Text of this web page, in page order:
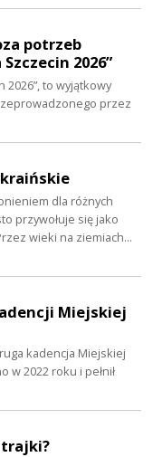
potrzeb
2026”
2026”, to wyjątkowy
przez
dla różnych
przywołuje się jako
wieki na ziemiach…
Miejskiej
kadencja Miejskiej
w 2022 roku i pełnił